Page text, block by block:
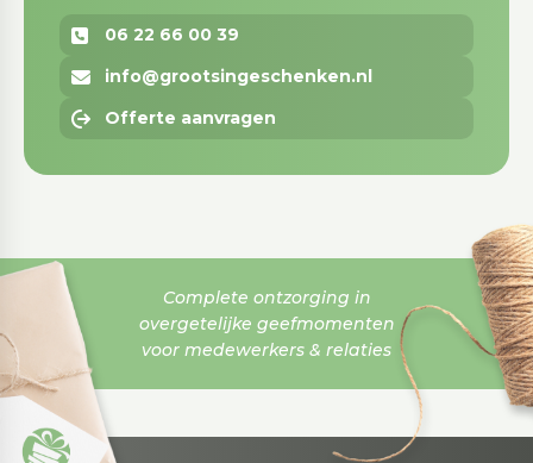
06 22 66 00 39
info@grootsingeschenken.nl
Offerte aanvragen
Complete ontzorging in
overgetelijke geefmomenten
voor medewerkers & relaties